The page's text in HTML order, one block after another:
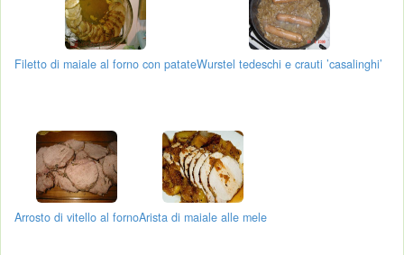
Filetto di maiale al forno con patateWurstel tedeschi e crauti ’casalinghi’
Arrosto di vitello al fornoArista di maiale alle mele